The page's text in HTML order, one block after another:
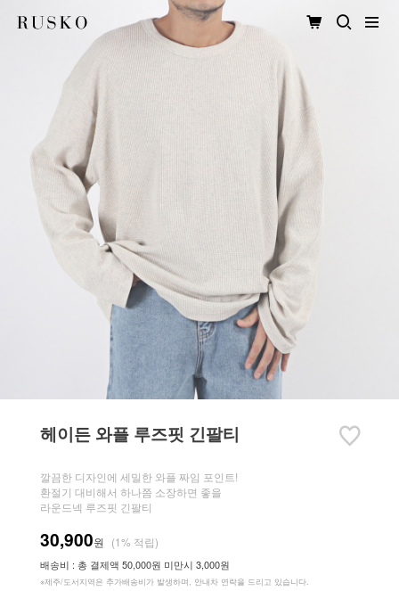
헤이든 와플 루즈핏 긴팔티
깔끔한 디자인에 세밀한 와플 짜임 포인트!
환절기 대비해서 하나쯤 소장하면 좋을
라운드넥 루즈핏 긴팔티
30,900원 (1% 적립)
배송비 : 총 결제액 50,000원 미만시 3,000원
※제주/도서지역은 추가배송비가 발생하며, 안내차 연락을 드리고 있습니다.